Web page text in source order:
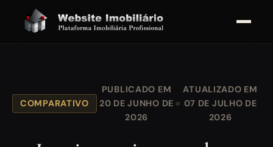
COMPARATIVO
PUBLICADO EM
20 DE JUNHO DE
2026
ATUALIZADO EM
07 DE JULHO DE
2026